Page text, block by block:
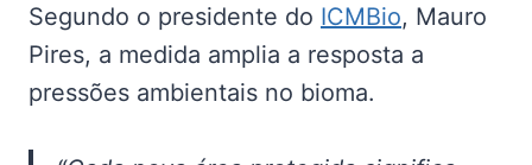
Segundo o presidente do ICMBio, Mauro
Pires, a medida amplia a resposta a
pressões ambientais no bioma.